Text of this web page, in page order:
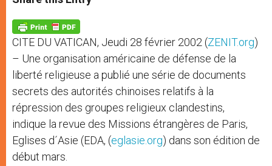
s
p
p
e
g
e
r
b
o
k
CITE DU VATICAN, Jeudi 28 février 2002 (ZENIT.org)
– Une organisation américaine de défense de la
liberté religieuse a publié une série de documents
secrets des autorités chinoises relatifs à la
répression des groupes religieux clandestins,
indique la revue des Missions étrangères de Paris,
Eglises d´Asie (EDA, (eglasie.org) dans son édition de
début mars.